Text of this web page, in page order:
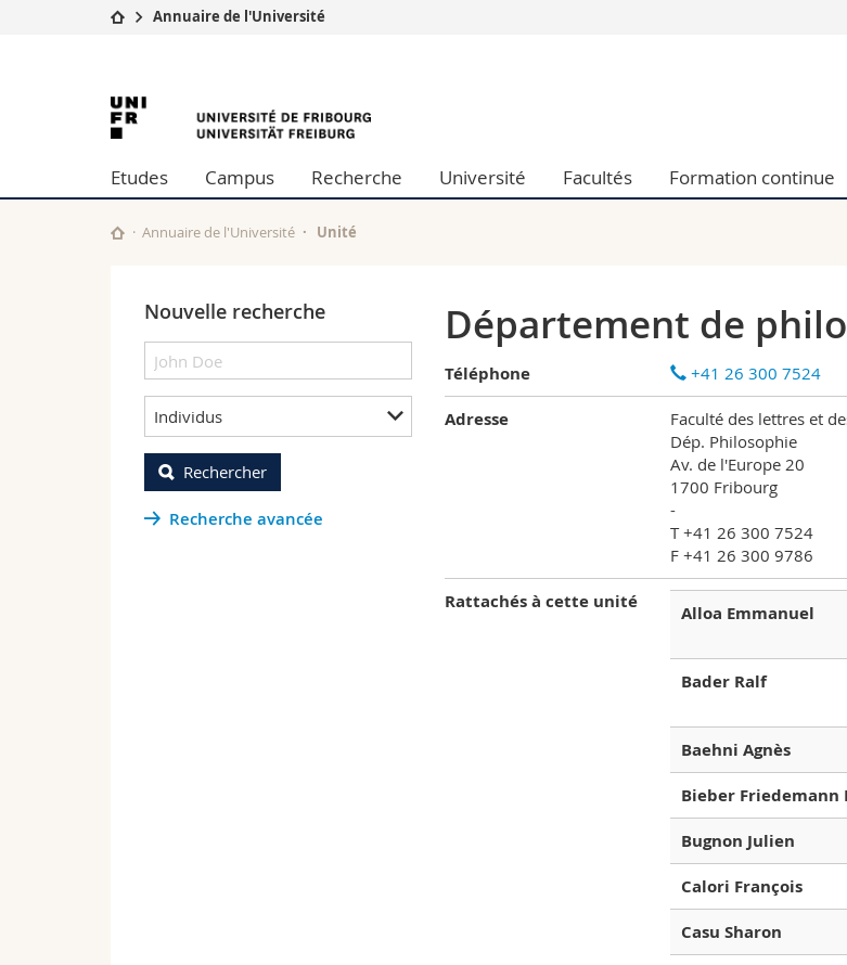
Etudes
Campus
Université
Formation continue
Lettres et sciences humaines
Sciences de l'éducation et de la formation
Annuaire de l'Université
University
of
Fribourg
Etudes Campus Recherche Université Facultés Formation continue
Annuaire de l'Université Unité
Nouvelle recherche
Individus
Rechercher
Recherche avancée
Département de
Téléphone +41 26 300 7524
Adresse
Faculté des lettres et
Dép. Philosophie
Av. de l'Europe 20
1700 Fribourg
-
T +41 26 300 7524
F +41 26 300 9786
Rattachés à cette unité
Alloa Emmanuel
Bader Ralf
Baehni Agnès
Bieber Friedemann
Bugnon Julien
Calori François
Casu Sharon